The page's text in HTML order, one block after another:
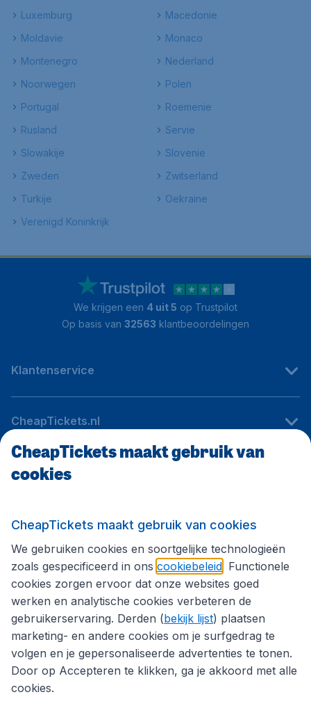
Luxemburg
Macedonie
Moldavie
Monaco
Montenegro
Nederland
Noorwegen
Polen
Portugal
Roemenie
Rusland
Servie
Slowakije
Slovenie
Zweden
Zwitserland
Turkije
Oekraine
Verenigd Koninkrijk
We krijgen een 4 uit 5 op Trustpilot
Op basis van 32563 klantbeoordelingen
Klantenservice
CheapTickets.nl
Internationale sites
Volg CheapTickets.nl
CheapTickets maakt gebruik van
cookies
CheapTickets maakt gebruik van cookies
We gebruiken cookies en soortgelijke technologieën
zoals gespecificeerd in ons cookiebeleid . Functionele
cookies zorgen ervoor dat onze websites goed
werken en analytische cookies verbeteren de
gebruikerservaring. Derden (bekijk lijst) plaatsen
marketing- en andere cookies om je surfgedrag te
volgen en je gepersonaliseerde advertenties te tonen.
Door op Accepteren te klikken, ga je akkoord met alle
cookies.